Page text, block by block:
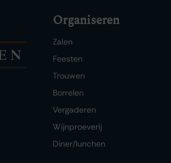
Organiseren
Zalen
Feesten
Trouwen
Borrelen
Vergaderen
Wijnproeverij
Diner/lunchen